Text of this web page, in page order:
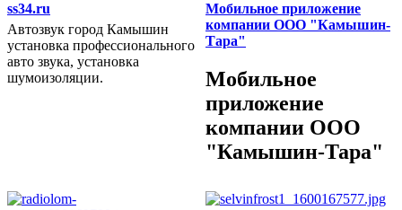
ss34.ru
Автозвук город Камышин
установка профессионального
авто звука, установка
шумоизоляции.2015 год
Мобильное приложение
компании ООО "Камышин-
Тара"
Мобильное
приложение
компании ООО
"Камышин-Тара"